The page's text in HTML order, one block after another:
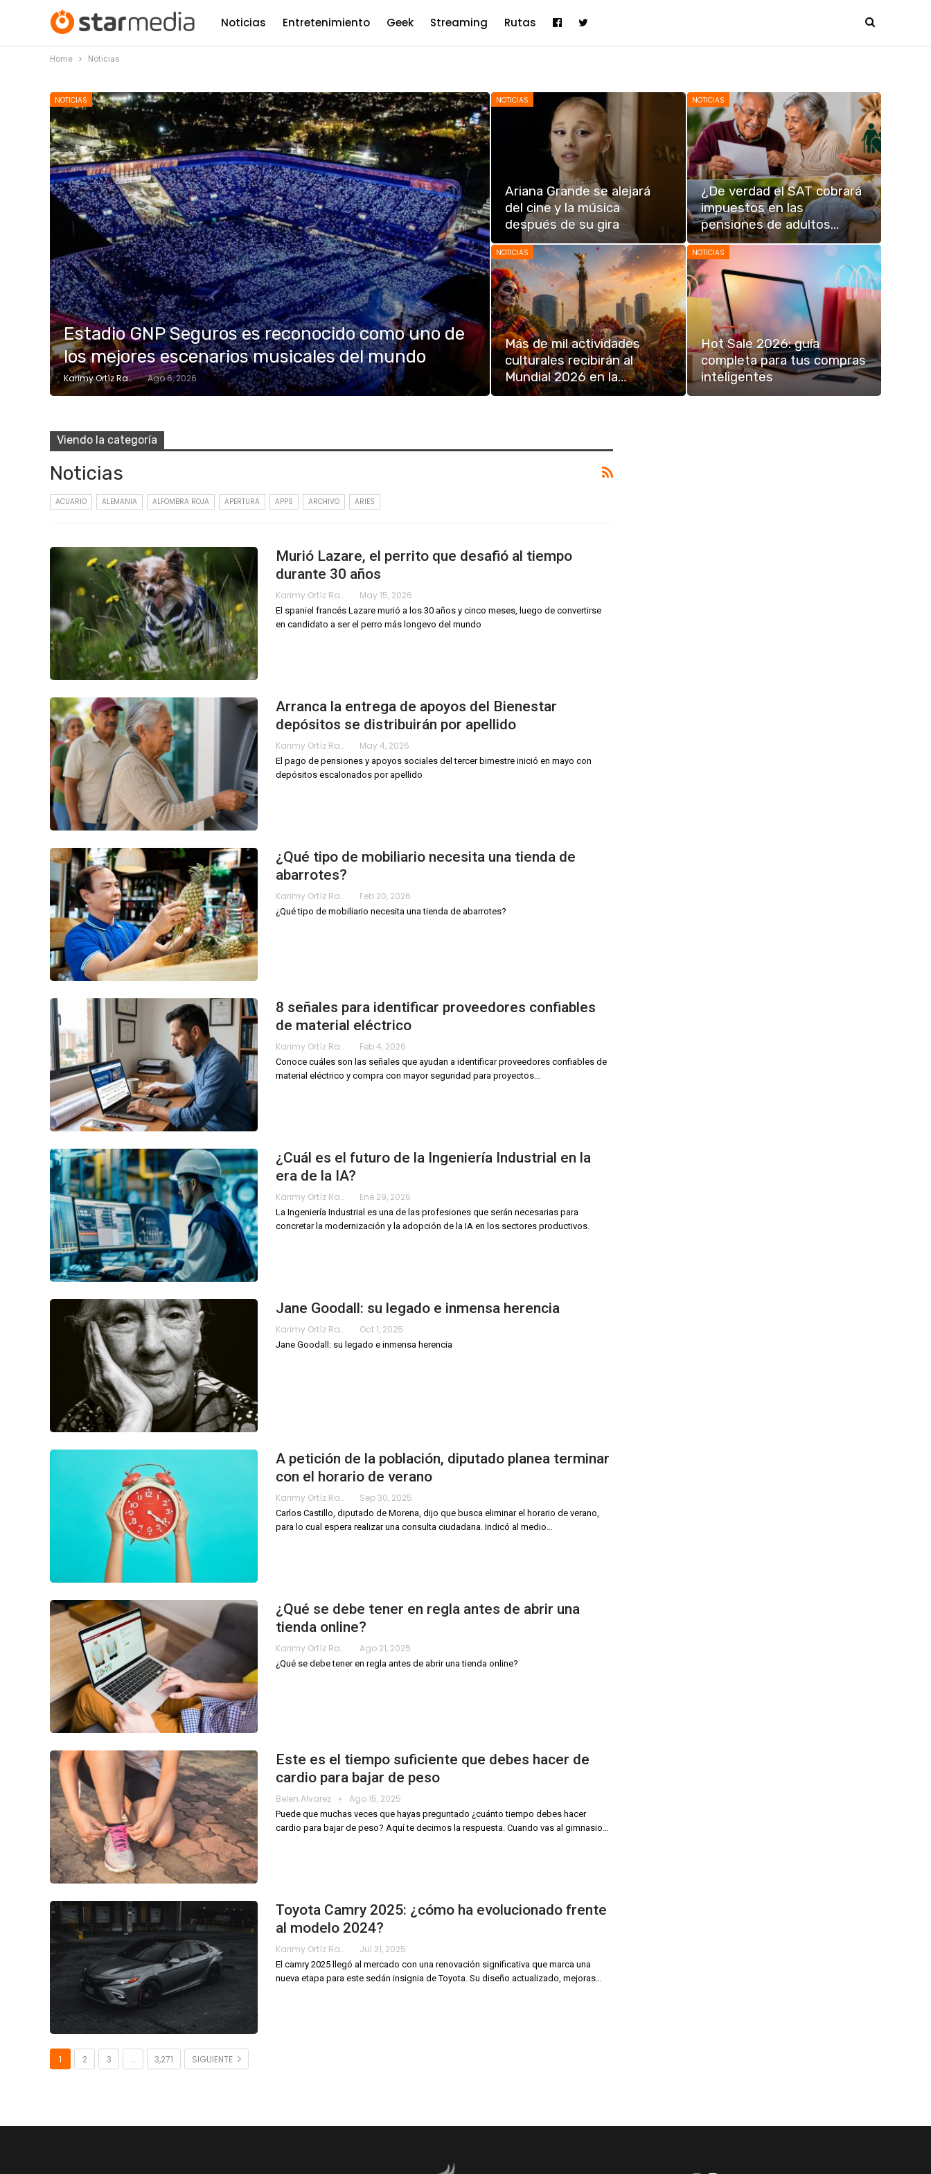
Noticias Entretenimiento Geek Streaming Rutas
Home Noticias
NOTICIAS
Estadio GNP Seguros es reconocido como uno de
los mejores escenarios musicales del mundo
Karimy Ortíz Ramos Ago 6, 2026
NOTICIAS
Ariana Grande se alejará
del cine y la música
después de su gira
NOTICIAS
¿De verdad el SAT cobrará
impuestos en las
pensiones de adultos…
NOTICIAS
Más de mil actividades
culturales recibirán al
Mundial 2026 en la…
NOTICIAS
Hot Sale 2026: guía
completa para tus compras
inteligentes
Viendo la categoría
Noticias
ACUARIO ALEMANIA ALFOMBRA ROJA APERTURA APPS ARCHIVO ARIES
Murió Lazare, el perrito que desafió al tiempo
durante 30 años
Karimy Ortíz Ramos May 15, 2026
El spaniel francés Lazare murió a los 30 años y cinco meses, luego de convertirse
en candidato a ser el perro más longevo del mundo
Arranca la entrega de apoyos del Bienestar
depósitos se distribuirán por apellido
Karimy Ortíz Ramos May 4, 2026
El pago de pensiones y apoyos sociales del tercer bimestre inició en mayo con
depósitos escalonados por apellido
¿Qué tipo de mobiliario necesita una tienda de
abarrotes?
Karimy Ortíz Ramos Feb 20, 2026
¿Qué tipo de mobiliario necesita una tienda de abarrotes?
8 señales para identificar proveedores confiables
de material eléctrico
Karimy Ortíz Ramos Feb 4, 2026
Conoce cuáles son las señales que ayudan a identificar proveedores confiables de
material eléctrico y compra con mayor seguridad para proyectos
¿Cuál es el futuro de la Ingeniería Industrial en la
era de la IA?
Karimy Ortíz Ramos Ene 29, 2026
La Ingeniería Industrial es una de las profesiones que serán necesarias para
concretar la modernización y la adopción de la IA en los sectores productivos.
Jane Goodall: su legado e inmensa herencia
Karimy Ortíz Ramos Oct 1, 2025
Jane Goodall: su legado e inmensa herencia
A petición de la población, diputado planea terminar
con el horario de verano
Karimy Ortíz Ramos Sep 30, 2025
Carlos Castillo, diputado de Morena, dijo que busca eliminar el horario de verano,
para lo cual espera realizar una consulta ciudadana. Indicó al medio
¿Qué se debe tener en regla antes de abrir una
tienda online?
Karimy Ortíz Ramos Ago 21, 2025
¿Qué se debe tener en regla antes de abrir una tienda online?
Este es el tiempo suficiente que debes hacer de
cardio para bajar de peso
Belen.alvarez Ago 15, 2025
Puede que muchas veces que hayas preguntado ¿cuánto tiempo debes hacer
cardio para bajar de peso? Aquí te decimos la respuesta. Cuando vas al gimnasio
Toyota Camry 2025: ¿cómo ha evolucionado frente
al modelo 2024?
Karimy Ortíz Ramos Jul 31, 2025
El camry 2025 llegó al mercado con una renovación significativa que marca una
nueva etapa para este sedán insignia de Toyota. Su diseño actualizado, mejoras
1 2 3 … 3,271 SIGUIENTE